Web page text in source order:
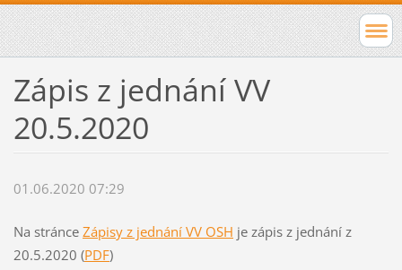
Zápis z jednání VV
20.5.2020
01.06.2020 07:29
Na stránce Zápisy z jednání VV OSH je zápis z jednání z
20.5.2020 (PDF)